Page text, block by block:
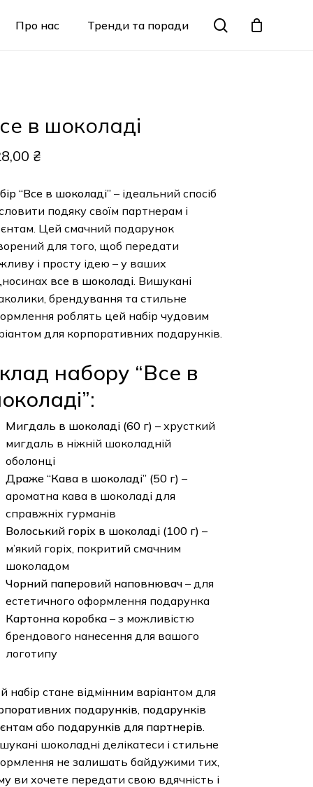
Про нас Тренди та поради search
в шоколаді
₴
“Все в шоколаді”– ідеальний спосіб
подяку своїм партнерам і
Цей смачний подарунок
для того, щоб передати
і просту ідею – у ваших
все в шоколаді. Вишукані
брендування та стильне
роблять цей набір чудовим
для корпоративних подарунків.
набору “Все в
Мигдаль в шоколаді (60 г) – хрусткий
мигдаль в ніжній шоколадній
оболонці
Драже “Кава в шоколаді” (50 г) –
ароматна кава в шоколаді для
справжніх гурманів
Волоський горіх в шоколаді (100 г) –
м’який горіх, покритий смачним
шоколадом
Чорний паперовий наповнювач– для
естетичного оформлення подарунка
Картонна коробка– з можливістю
брендового нанесення для вашого
логотипу
набір стане відмінним варіантом для
подарунків, подарунків
або подарунків для партнерів.
шоколадні делікатеси і стильне
не залишать байдужими тих,
ви хочете передати свою вдячність і